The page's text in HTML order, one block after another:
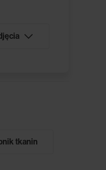
tkanin